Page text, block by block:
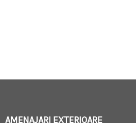
AMENAJARI EXTERIOARE